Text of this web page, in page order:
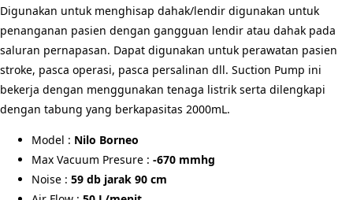
Digunakan untuk menghisap dahak/lendir digunakan untuk
penanganan pasien dengan gangguan lendir atau dahak pada
saluran pernapasan. Dapat digunakan untuk perawatan pasien
stroke, pasca operasi, pasca persalinan dll. Suction Pump ini
bekerja dengan menggunakan tenaga listrik serta dilengkapi
dengan tabung yang berkapasitas 2000mL.
Model : Nilo Borneo
Max Vacuum Presure : -670 mmhg
Noise : 59 db jarak 90 cm